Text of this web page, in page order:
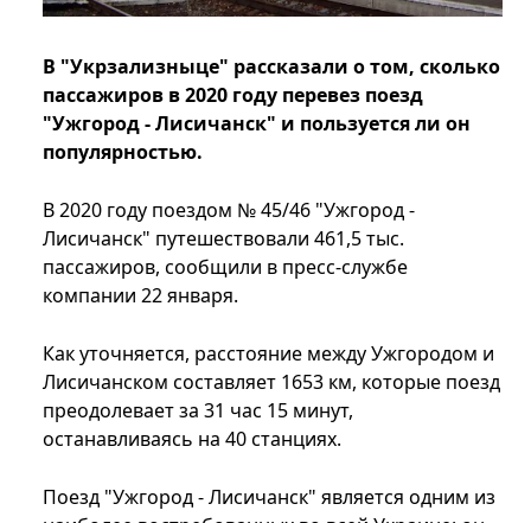
В "Укрзализныце" рассказали о том, сколько
пассажиров в 2020 году перевез поезд
"Ужгород - Лисичанск" и пользуется ли он
популярностью.
В 2020 году поездом № 45/46 "Ужгород -
Лисичанск" путешествовали 461,5 тыс.
пассажиров, сообщили в пресс-службе
компании 22 января.
Как уточняется, расстояние между Ужгородом и
Лисичанском составляет 1653 км, которые поезд
преодолевает за 31 час 15 минут,
останавливаясь на 40 станциях.
Поезд "Ужгород - Лисичанск" является одним из